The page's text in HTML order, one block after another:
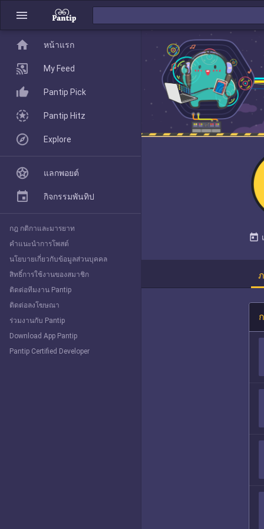
menu
today
home
Pantip Pick
Explore
home หน้าแรก
My Feed
Pantip Pick
Pantip Hitz
Explore
แลกพอยต์
กิจกรรมพันทิป
กฎ กติกาและมารยาท
คำแนะนำการโพสต์
นโยบายเกี่ยวกับข้อมูลส่วนบุคคล
สิทธิ์การใช้งานของสมาชิก
ติดต่อทีมงาน Pantip
ติดต่อลงโฆษณา
ร่วมงานกับ Pantip
Download App Pantip
Pantip Certified Developer